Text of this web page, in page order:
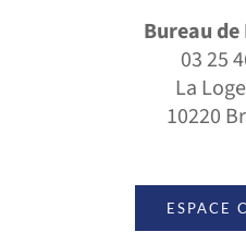
Bureau
03 25
La
10220
ESPACE